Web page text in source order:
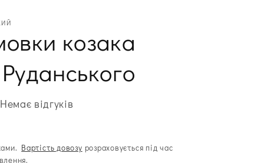
козака
Немає відгуків
Вартість довозу розраховується під час